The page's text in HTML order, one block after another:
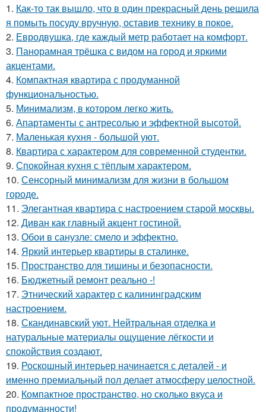
1. Как-то так вышло, что в один прекрасный день решила
я помыть посуду вручную, оставив технику в покое.
2. Евродвушка, где каждый метр работает на комфорт.
3. Панорамная трёшка с видом на город и яркими
акцентами.
4. Компактная квартира с продуманной
функциональностью.
5. Минимализм, в котором легко жить.
6. Апартаменты с антресолью и эффектной высотой.
7. Маленькая кухня - большой уют.
8. Квартира с характером для современной студентки.
9. Спокойная кухня с тёплым характером.
10. Сенсорный минимализм для жизни в большом
городе.
11. Элегантная квартира с настроением старой москвы.
12. Диван как главный акцент гостиной.
13. Обои в санузле: смело и эффектно.
14. Яркий интерьер квартиры в сталинке.
15. Пространство для тишины и безопасности.
16. Бюджетный ремонт реально -!
17. Этнический характер с калининградским
настроением.
18. Скандинавский уют. Нейтральная отделка и
натуральные материалы ощущение лёгкости и
спокойствия создают.
19. Роскошный интерьер начинается с деталей - и
именно премиальный пол делает атмосферу целостной.
20. Компактное пространство, но сколько вкуса и
продуманности!